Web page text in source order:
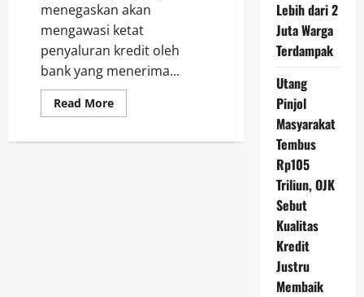
menegaskan akan
mengawasi ketat
penyaluran kredit oleh
bank yang menerima...
Read MoreRead
more
Awasi
Lebih dari 2
Juta Warga
Terdampak
Utang
Pinjol
Masyarakat
Tembus
Rp105
Triliun, OJK
Sebut
Kualitas
Kredit
Justru
Membaik